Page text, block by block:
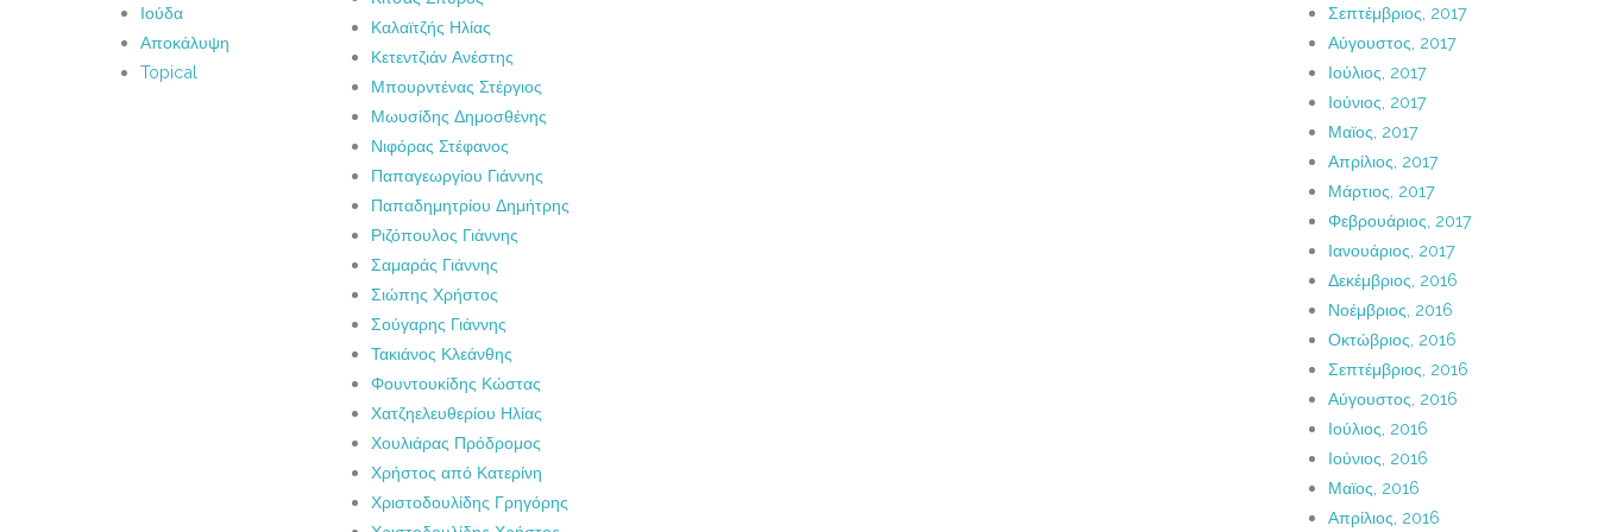
Ιούδα
Αποκάλυψη
Topical
Καλαϊτζής Ηλίας
Κετεντζιάν Ανέστης
Μπουρντένας Στέργιος
Μωυσίδης Δημοσθένης
Νιφόρας Στέφανος
Παπαγεωργίου Γιάννης
Παπαδημητρίου Δημήτρης
Ριζόπουλος Γιάννης
Σαμαράς Γιάννης
Σιώπης Χρήστος
Σούγαρης Γιάννης
Τακιάνος Κλεάνθης
Φουντουκίδης Κώστας
Χατζηελευθερίου Ηλίας
Χουλιάρας Πρόδρομος
Χρήστος από Κατερίνη
Χριστοδουλίδης Γρηγόρης
Σεπτέμβριος, 2017
Αύγουστος, 2017
Ιούλιος, 2017
Ιούνιος, 2017
Μαϊος, 2017
Απρίλιος, 2017
Μάρτιος, 2017
Φεβρουάριος, 2017
Ιανουάριος, 2017
Δεκέμβριος, 2016
Νοέμβριος, 2016
Οκτώβριος, 2016
Σεπτέμβριος, 2016
Αύγουστος, 2016
Ιούλιος, 2016
Ιούνιος, 2016
Μαϊος, 2016
Απρίλιος, 2016